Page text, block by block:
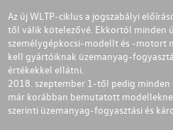
Az új WLTP-ciklus a jogszabályi
től válik kötelezővé. Ekkortól minden
személygépkocsi-modellt és -motort
kell gyártóiknak üzemanyag-
értékekkel ellátni.
2018. szeptember 1-től pedig
már korábban bemutatott
szerinti üzemanyag-fogyasztási és